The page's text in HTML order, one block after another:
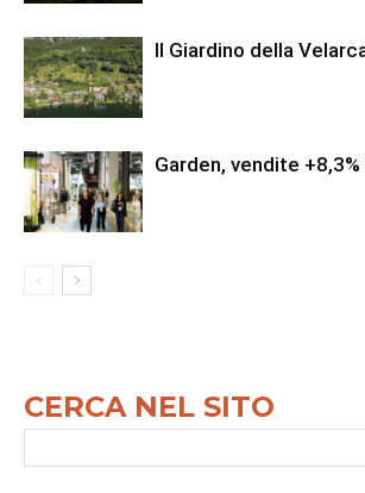
Il Giardino della
Garden, vendite +8,3%
CERCA NEL SITO